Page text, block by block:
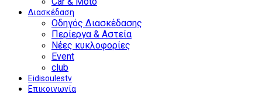
Διασκέδαση
Οδηγός Διασκέδασης
Περίεργα & Αστεία
Νέες κυκλοφορίες
Event
club
Eidisoulestv
Επικοινωνία